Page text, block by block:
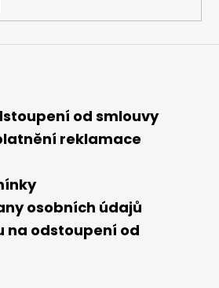
ý
p
od smlouvy
reklamace
osobních údajů
na odstoupení od